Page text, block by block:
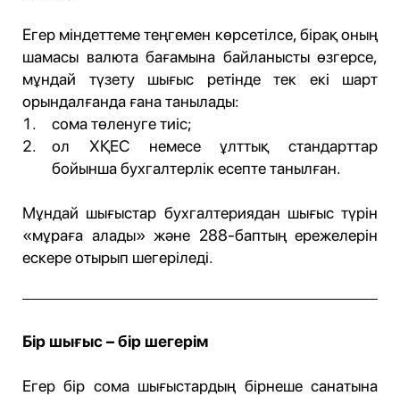
Егер міндеттеме теңгемен көрсетілсе, бірақ оның
шамасы валюта бағамына байланысты өзгерсе,
мұндай түзету шығыс ретінде тек екі шарт
орындалғанда ғана танылады:
сома төленуге тиіс;
ол ХҚЕС немесе ұлттық стандарттар
бойынша бухгалтерлік есепте танылған.
Мұндай шығыстар бухгалтериядан шығыс түрін
«мұраға алады» және 288-баптың ережелерін
ескере отырып шегеріледі.
Бір шығыс – бір шегерім
Егер бір сома шығыстардың бірнеше санатына